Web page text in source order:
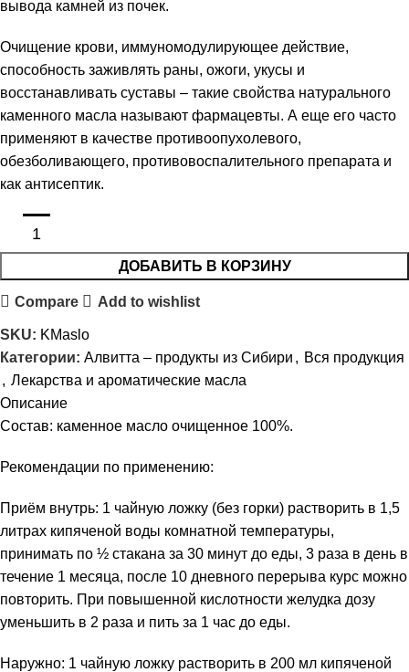
вывода камней из почек.
Очищение крови, иммуномодулирующее действие,
способность заживлять раны, ожоги, укусы и
восстанавливать суставы – такие свойства натурального
каменного масла называют фармацевты. А еще его часто
применяют в качестве противоопухолевого,
обезболивающего, противовоспалительного препарата и
как антисептик.
ДОБАВИТЬ В КОРЗИНУ
Compare Add to wishlist
SKU: KMaslo
Категории: Алвитта – продукты из Сибири , Вся продукция
, Лекарства и ароматические масла
Описание
Состав: каменное масло очищенное 100%.
Рекомендации по применению:
Приём внутрь: 1 чайную ложку (без горки) растворить в 1,5
литрах кипяченой воды комнатной температуры,
принимать по ½ стакана за 30 минут до еды, 3 раза в день в
течение 1 месяца, после 10 дневного перерыва курс можно
повторить. При повышенной кислотности желудка дозу
уменьшить в 2 раза и пить за 1 час до еды.
Наружно: 1 чайную ложку растворить в 200 мл кипяченой